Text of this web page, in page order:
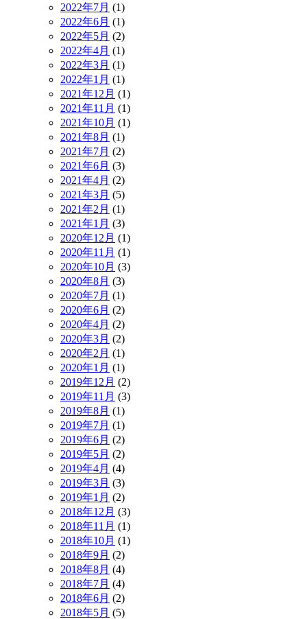
2022年7月 (1)
2022年6月 (1)
2022年5月 (2)
2022年4月 (1)
2022年3月 (1)
2022年1月 (1)
2021年12月 (1)
2021年11月 (1)
2021年10月 (1)
2021年8月 (1)
2021年7月 (2)
2021年6月 (3)
2021年4月 (2)
2021年3月 (5)
2021年2月 (1)
2021年1月 (3)
2020年12月 (1)
2020年11月 (1)
2020年10月 (3)
2020年8月 (3)
2020年7月 (1)
2020年6月 (2)
2020年4月 (2)
2020年3月 (2)
2020年2月 (1)
2020年1月 (1)
2019年12月 (2)
2019年11月 (3)
2019年8月 (1)
2019年7月 (1)
2019年6月 (2)
2019年5月 (2)
2019年4月 (4)
2019年3月 (3)
2019年1月 (2)
2018年12月 (3)
2018年11月 (1)
2018年10月 (1)
2018年9月 (2)
2018年8月 (4)
2018年7月 (4)
2018年6月 (2)
2018年5月 (5)